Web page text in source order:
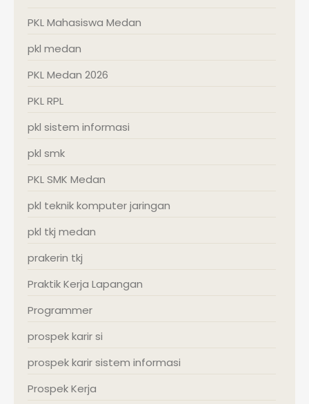
PKL Mahasiswa Medan
pkl medan
PKL Medan 2026
PKL RPL
pkl sistem informasi
pkl smk
PKL SMK Medan
pkl teknik komputer jaringan
pkl tkj medan
prakerin tkj
Praktik Kerja Lapangan
Programmer
prospek karir si
prospek karir sistem informasi
Prospek Kerja